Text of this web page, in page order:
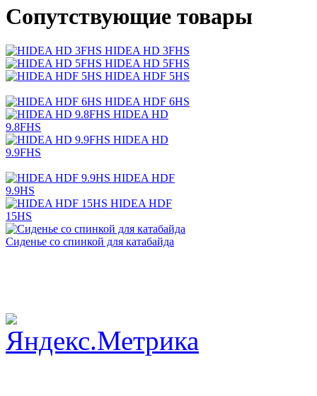
Сопутствующие товары
HIDEA HD 3FHS
HIDEA HD 5FHS
HIDEA HDF 5HS
HIDEA HDF 6HS
HIDEA HD
9.8FHS
HIDEA HD
9.9FHS
HIDEA HDF
9.9HS
HIDEA HDF
15HS
Сиденье со спинкой для катабайда